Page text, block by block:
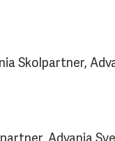
Skolpartner,
Advania